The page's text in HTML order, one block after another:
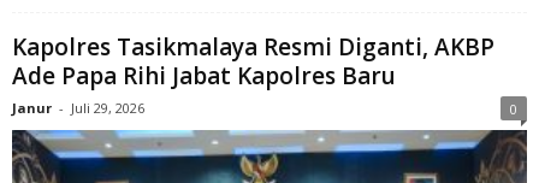
Kapolres Tasikmalaya Resmi Diganti, AKBP
Ade Papa Rihi Jabat Kapolres Baru
Janur - Juli 29, 2026 0